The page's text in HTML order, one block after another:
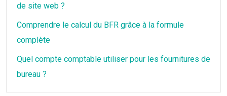
de site web ?
Comprendre le calcul du BFR grâce à la formule
complète
Quel compte comptable utiliser pour les fournitures de
bureau ?